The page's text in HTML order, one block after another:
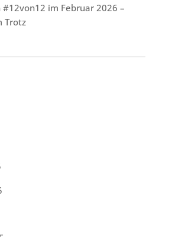
#12von12 im Februar 2026 –
Trotz